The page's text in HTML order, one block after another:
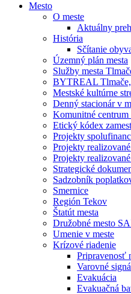
Mesto
O meste
Aktuálny
História
Sčítanie
Územný plán mesta
Služby mesta
BYTREAL Tlmače,
Mestské kultúrne
Denný stacionár v
Komunitné
Etický kódex
Projekty
Projekty
Projekty
Strategické
Sadzobník
Smernice
Región Tekov
Štatút mesta
Družobné mesto
Umenie v meste
Krízové riadenie
Pripravenosť
Varovné
Evakuácia
Evakuačná